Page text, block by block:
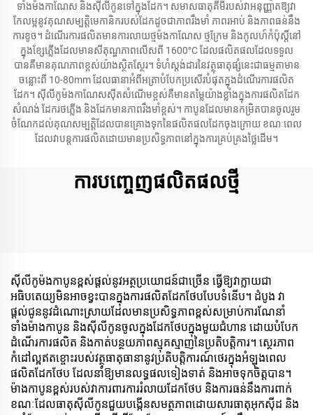
ទាំងម៉ងកាណែស និងស៊ីលីកូនទៅក្នុងដែក។ សមាសធាតុគីមីរបស់វាអនុញ្ញាតឱ្យវា
កែលម្អនូវគុណសម្បត្តិមេកានិករបស់ដែកដូចជាភាពរឹងមាំ ភាពរអាប់ និងភាពធន់នឹង
ការខូច។ ដំណើរការផលិតមានការលាយថ្មម៉ងកាណែស ថ្មក្រែម និងកូលហ៍កំប៉ុស្តិ៍នៅ
ក្នុងខ្សែភ្លើងដែលមានសីតុណ្ហភាពលើសពី 1600°C ដែលផលិតផលដែលទទួល
បានគឺមានគុណភាពខ្ពស់យ៉ាងស្ថិតស្ថែរ។ ទំហំស្តង់ដារនៃវត្ថុធាតុផ្សំនេះជាធម្មតាមាន
ចន្លោះពី 10-80mm ដែលធានាអំពីអត្រាបំបែកប្រសើរបំផុតក្នុងដំណើរការផលិត
ដែក។ ស៊ីលីកូម៉ងកាណែសស៊ីតសំណើមខ្ពស់គឺមានតម្លៃយ៉ាងខ្លាំងក្នុងការផលិតដែក
សំណង់ ដែករថភ្លើង និងដែកមានភាពរឹងមាំខ្ពស់។ កាបូនដែលមានកម្រិតបានចូលរួម
ចំណែកដល់គុណសម្បត្តិដែលបានគ្រោងទុកនៃផលិតផលដែកចុងក្រោយ ខណៈពេល
ដែលវាបន្តការផលិតដោយមានប្រសិទ្ធភាពនៅក្នុងការគ្រប់គ្រងថ្លៃដើម។
ការបញ្ចេញផលិតផលថ្មី
ស៊ីលីកូម៉ងកាបូនខ្ពស់ផ្តល់នូវអត្ថប្រយោជន៍ជាច្រើន ធ្វើឱ្យវាក្លាយជា
អធិបតេយ្យមិនអាចខ្វះបានក្នុងការផលិតដែកថែបបែបទំនើប។ ដំបូង វា
ផ្តល់ជូននូវដំណោះស្រាយដែលមានប្រសិទ្ធភាពខ្ពស់សម្រាប់ការណែនាំ
ទាំងម៉ាងកាបូន និងស៊ីលីកូនចូលក្នុងដែកថែបក្នុងមួយជំហាន ដោយបំបែក
ដំណើរការផលិត និងកាត់បន្ថយភាពស្មុគស្មាញនៃប្រតិបត្តិការ។ ស្ថេរភាព
កំដៅល្អឥតខ្ចោះរបស់វត្ថុធាតុធានានូវប្រតិបត្តិការណ៍ថេរក្នុងអំឡុងពេល
ផលិតដែកថែប ដែលនាំឱ្យមានលទ្ធផលទៀងទាត់ និងអាចទុកចិត្តបាន។
ម៉ាងកាបូនខ្ពស់របស់វាការពារការរំលាយដែកថែប និងការធន់នឹងការពាក់
ខណៈដែលធាតុស៊ីលីកូនជួយបង្កើនសមត្ថភាពដោយសារធាតុអុកស៊ីដ និង